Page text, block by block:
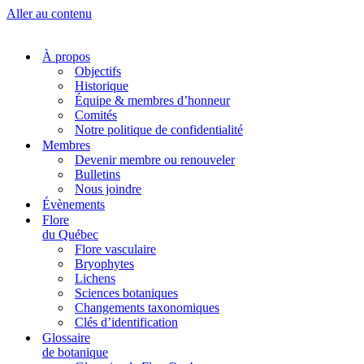
Aller au contenu
À propos
Objectifs
Historique
Équipe & membres d’honneur
Comités
Notre politique de confidentialité
Membres
Devenir membre ou renouveler
Bulletins
Nous joindre
Évènements
Flore
du Québec
Flore vasculaire
Bryophytes
Lichens
Sciences botaniques
Changements taxonomiques
Clés d’identification
Glossaire
de botanique